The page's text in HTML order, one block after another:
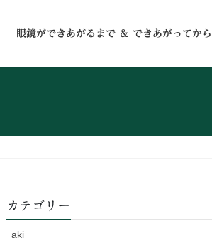
眼鏡ができあがるまで ＆ できあがってから
カテゴリー
aki